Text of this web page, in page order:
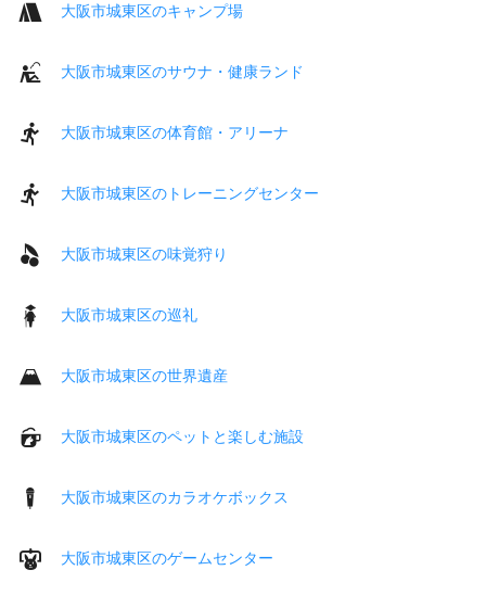
大阪市城東区のキャンプ場
大阪市城東区のサウナ・健康ランド
大阪市城東区の体育館・アリーナ
大阪市城東区のトレーニングセンター
大阪市城東区の味覚狩り
大阪市城東区の巡礼
大阪市城東区の世界遺産
大阪市城東区のペットと楽しむ施設
大阪市城東区のカラオケボックス
大阪市城東区のゲームセンター